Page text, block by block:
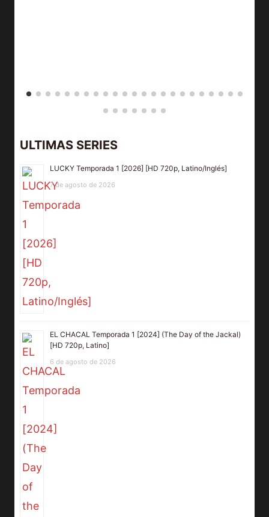
ULTIMAS SERIES
LUCKY Temporada 1 [2026] [HD 720p, Latino/Inglés]
7 de agosto de 2026
EL CHACAL Temporada 1 [2024] (The Day of the Jackal)
[HD 720p, Latino]
6 de agosto de 2026